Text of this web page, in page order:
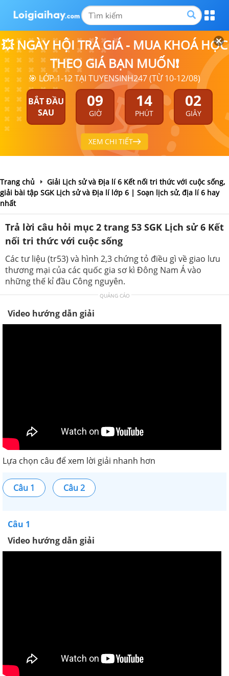
💥 NGÀY HỘI TRẢ GIÁ - MUA KHOÁ HỌC
THEO GIÁ BẠN MUỐN❗
🎯 LỚP 1-12 TẠI TUYENSINH247 (TỪ 10-12/08)
BẮT ĐẦU
SAU
09
GIỜ
14
PHÚT
01
GIÂY
XEM CHI TIẾT
Trang chủ
Giải Lịch sử và Địa lí 6 Kết nối tri thức với cuộc sống,
giải bài tập SGK Lịch sử và Địa lí lớp 6 | Soạn lịch sử, địa lí 6 hay
nhất
Trả lời câu hỏi mục 2 trang 53 SGK Lịch sử 6 Kết
nối tri thức với cuộc sống
Các tư liệu (tr53) và hình 2,3 chứng tỏ điều gì về giao lưu
thương mại của các quốc gia sơ kì Đông Nam Á vào
những thế kỉ đầu Công nguyên.
QUẢNG CÁO
Video hướng dẫn giải
Lựa chọn câu để xem lời giải nhanh hơn
Câu 1 Câu 2
Câu 1
Video hướng dẫn giải